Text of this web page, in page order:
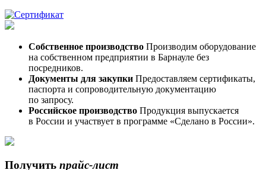
Собственное производство Производим оборудование
на собственном предприятии в Барнауле без
посредников.
Документы для закупки Предоставляем сертификаты,
паспорта и сопроводительную документацию
по запросу.
Российское производство Продукция выпускается
в России и участвует в программе «Сделано в России».
Получить прайс-лист